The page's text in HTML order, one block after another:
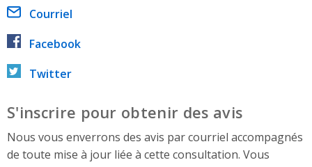
Courriel
Facebook
Twitter
S'inscrire pour obtenir des avis
Nous vous enverrons des avis par courriel accompagnés
de toute mise à jour liée à cette consultation. Vous